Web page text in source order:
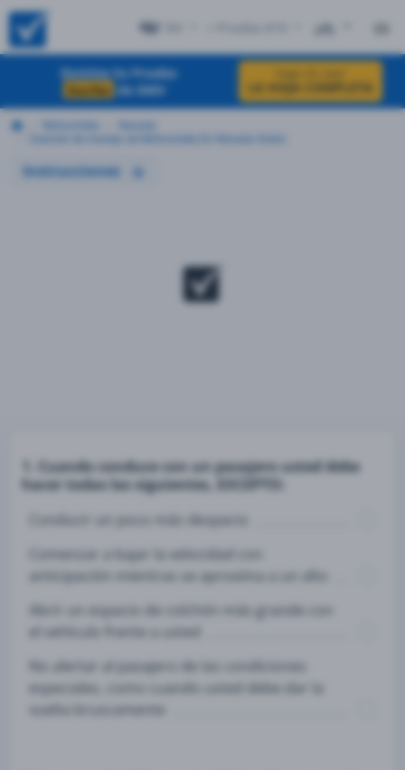
Domine Su Prueba
Escrita
de DMV LA HOJA COMPLETA
Instrucciones
1. Cuando conduce con un pasajero usted debe
hacer todas las siguientes, EXCEPTO:
Conducir un poco más despacio
Comenzar a bajar la velocidad con
anticipación mientras se aproxima a un alto
Abrir un espacio de colchón más grande con
el vehículo frente a usted
No alertar al pasajero de las condiciones
especiales, como cuando usted debe dar la
vuelta bruscamente